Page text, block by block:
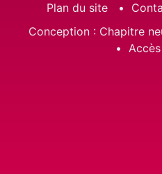
Plan du site
Conception : Chapitre